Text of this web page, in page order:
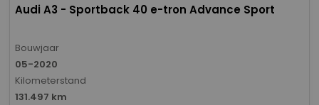
Audi A3 - Sportback 40 e-tron Advance Sport
Bouwjaar
05-2020
Kilometerstand
131.497 km